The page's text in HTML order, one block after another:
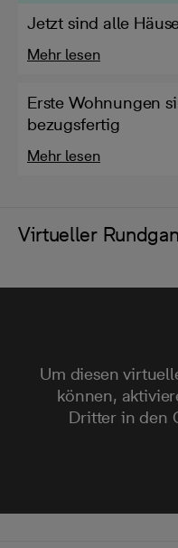
Jetzt sind alle
Mehr lesen
Erste Wohnungen
bezugsfertig
Mehr lesen
Virtueller
Um diesen
können,
Dritter in den